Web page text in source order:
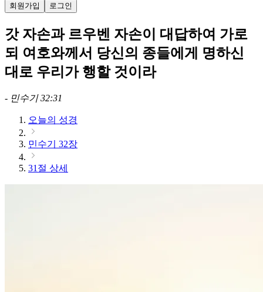
회원가입 로그인
갓 자손과 르우벤 자손이 대답하여 가로
되 여호와께서 당신의 종들에게 명하신
대로 우리가 행할 것이라
- 민수기 32:31
오늘의 성경
민수기 32장
31절 상세